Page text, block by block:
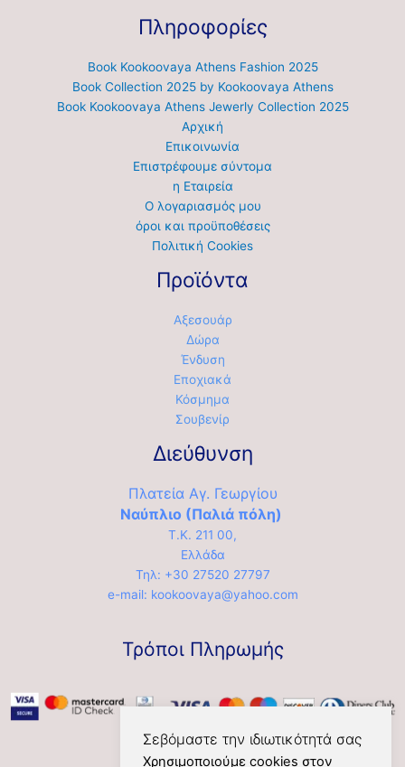
Πληροφορίες
Book Kookoovaya Athens Fashion 2025
Book Collection 2025 by Kookoovaya Athens
Book Kookoovaya Athens Jewerly Collection 2025
Αρχική
Επικοινωνία
Επιστρέφουμε σύντομα
η Εταιρεία
Ο λογαριασμός μου
όροι και προϋποθέσεις
Πολιτική Cookies
Προϊόντα
Αξεσουάρ
Δώρα
Ένδυση
Εποχιακά
Κόσμημα
Σουβενίρ
Διεύθυνση
Πλατεία Αγ. Γεωργίου
Ναύπλιο (Παλιά πόλη)
Τ.Κ. 211 00,
Ελλάδα
Τηλ: +30 27520 27797
e-mail: kookoovaya@yahoo.com
Τρόποι Πληρωμής
Σεβόμαστε την ιδιωτικότητά σας
Χρησιμοποιούμε cookies στον